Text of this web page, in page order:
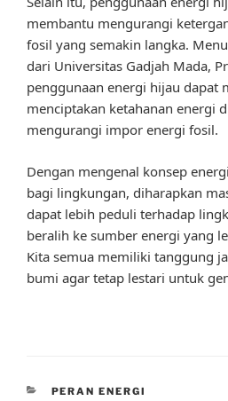
membantu mengurangi
fosil yang semakin langka.
dari Universitas Gadjah Mada,
penggunaan energi hijau dapat
menciptakan ketahanan energi
mengurangi impor energi fosil.
Dengan mengenal konsep
bagi lingkungan, diharapkan
dapat lebih peduli terhadap
beralih ke sumber energi yang
Kita semua memiliki tanggung
bumi agar tetap lestari untuk
CATEGORIES
PERAN ENERGI